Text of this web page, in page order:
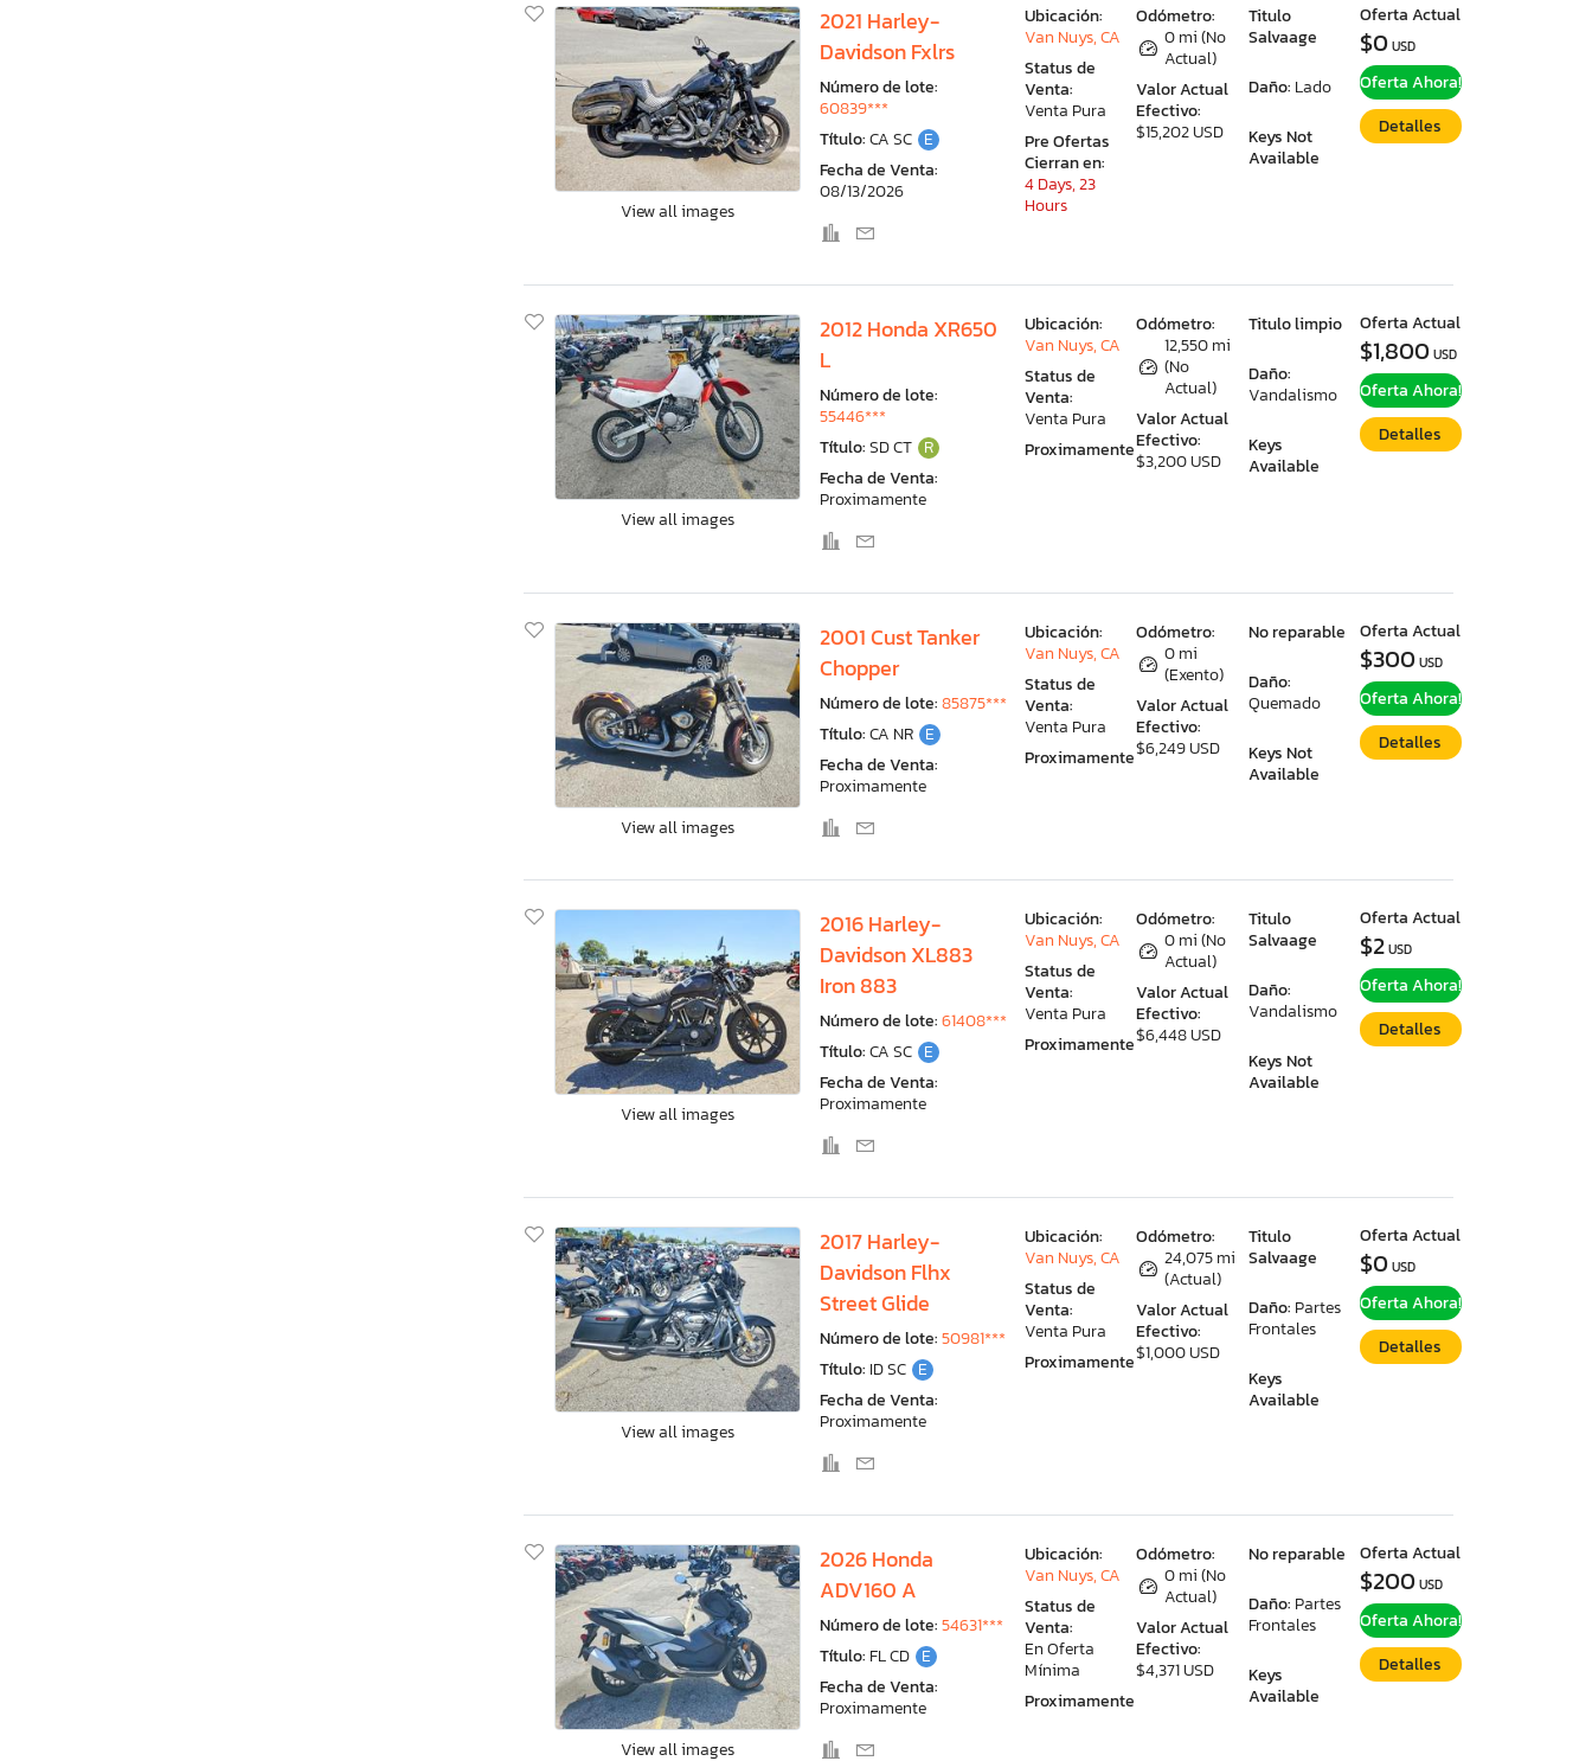
View all images
2021 Harley-
Davidson Fxlrs
Número de lote:
60839***
Título:CA SC E
Fecha de Venta:
08/13/2026
Odómetro:
0 mi (No
Actual)
Valor Actual
Efectivo:
$15,202 USD
Titulo
Salvaage
Daño: Lado
Keys Not
Available
Ubicación:
Van Nuys, CA
Status de
Venta:
Venta Pura
Pre Ofertas
Cierran en:
4 Days, 23
Hours
Oferta Actual
$0USD
Oferta Ahora!
Detalles
View all images
2012 Honda XR650
L
Número de lote:
55446***
Título:SD CT R
Fecha de Venta:
Proximamente
Odómetro:
12,550 mi
(No
Actual)
Valor Actual
Efectivo:
$3,200 USD
Titulo limpio
Daño:
Vandalismo
Keys
Available
Ubicación:
Van Nuys, CA
Status de
Venta:
Venta Pura
Proximamente
Oferta Actual
$1,800USD
Oferta Ahora!
Detalles
View all images
2001 Cust Tanker
Chopper
Número de lote:85875***
Título:CA NR E
Fecha de Venta:
Proximamente
Odómetro:
0 mi
(Exento)
Valor Actual
Efectivo:
$6,249 USD
No reparable
Daño:
Quemado
Keys Not
Available
Ubicación:
Van Nuys, CA
Status de
Venta:
Venta Pura
Proximamente
Oferta Actual
$300USD
Oferta Ahora!
Detalles
View all images
2016 Harley-
Davidson XL883
Iron 883
Número de lote:61408***
Título:CA SC E
Fecha de Venta:
Proximamente
Odómetro:
0 mi (No
Actual)
Valor Actual
Efectivo:
$6,448 USD
Titulo
Salvaage
Daño:
Vandalismo
Keys Not
Available
Ubicación:
Van Nuys, CA
Status de
Venta:
Venta Pura
Proximamente
Oferta Actual
$2USD
Oferta Ahora!
Detalles
View all images
2017 Harley-
Davidson Flhx
Street Glide
Número de lote:50981***
Título: ID SC E
Fecha de Venta:
Proximamente
Odómetro:
24,075 mi
(Actual)
Valor Actual
Efectivo:
$1,000 USD
Titulo
Salvaage
Daño: Partes
Frontales
Keys
Available
Ubicación:
Van Nuys, CA
Status de
Venta:
Venta Pura
Proximamente
Oferta Actual
$0USD
Oferta Ahora!
Detalles
View all images
2026 Honda
ADV160 A
Número de lote:54631***
Título: FL CD E
Fecha de Venta:
Proximamente
Odómetro:
0 mi (No
Actual)
Valor Actual
Efectivo:
$4,371 USD
No reparable
Daño: Partes
Frontales
Keys
Available
Ubicación:
Van Nuys, CA
Status de
Venta:
En Oferta
Mínima
Proximamente
Oferta Actual
$200USD
Oferta Ahora!
Detalles